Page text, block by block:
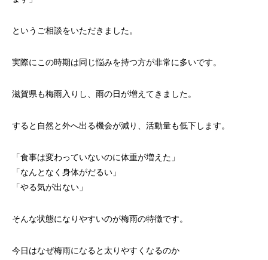
というご相談をいただきました。
実際にこの時期は同じ悩みを持つ方が非常に多いです。
滋賀県も梅雨入りし、雨の日が増えてきました。
すると自然と外へ出る機会が減り、活動量も低下します。
「食事は変わっていないのに体重が増えた」
「なんとなく身体がだるい」
「やる気が出ない」
そんな状態になりやすいのが梅雨の特徴です。
今日はなぜ梅雨になると太りやすくなるのか